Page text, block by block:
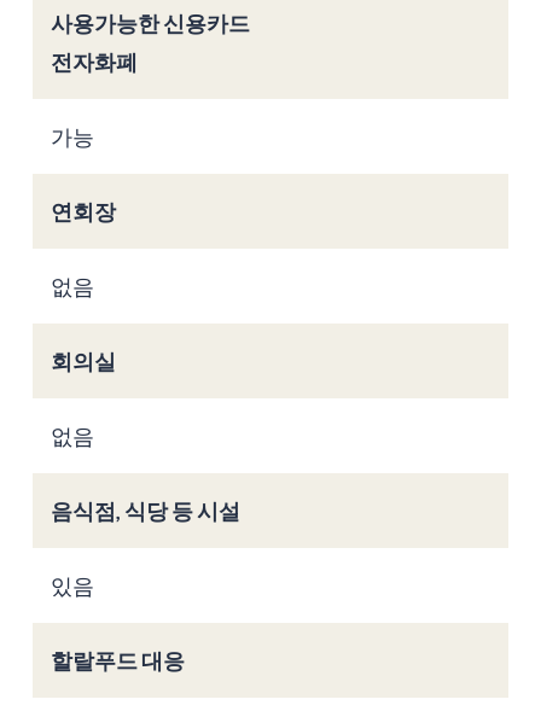
사용가능한 신용카드
전자화폐
가능
연회장
없음
회의실
없음
음식점, 식당 등 시설
있음
할랄푸드 대응